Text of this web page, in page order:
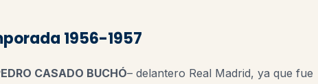
1956-1957
CASADO BUCHÓ– delantero Real Madrid, ya que fue